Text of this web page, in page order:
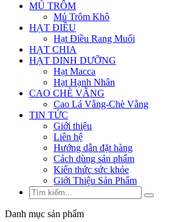
MỦ TRÔM
Mủ Trôm Khô
HẠT ĐIỀU
Hạt Điều Rang Muối
HẠT CHIA
HẠT DINH DƯỠNG
Hạt Macca
Hạt Hạnh Nhân
CAO CHÈ VẰNG
Cao Lá Vằng-Chè Vằng
TIN TỨC
Giới thiệu
Liên hệ
Hướng dẫn đặt hàng
Cách dùng sản phẩm
Kiến thức sức khỏe
Giới Thiệu Sản Phẩm
Danh mục sản phẩm